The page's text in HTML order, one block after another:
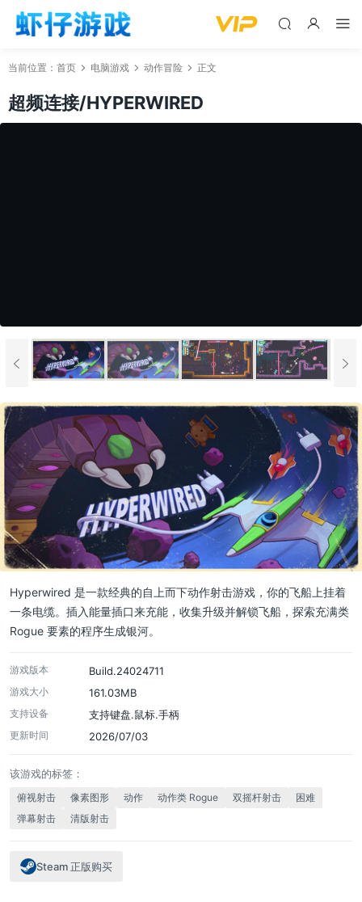
当前位置： 首页 电脑游戏 动作冒险 正文
超频连接/HYPERWIRED
Hyperwired 是一款经典的自上而下动作射击游戏，你的飞船上挂着
一条电缆。插入能量插口来充能，收集升级并解锁飞船，探索充满类
Rogue 要素的程序生成银河。
游戏版本 Build.24024711
游戏大小 161.03MB
支持设备 支持键盘.鼠标.手柄
更新时间 2026/07/03
该游戏的标签：
俯视射击 像素图形 动作 动作类 Rogue 双摇杆射击
困难
弹幕射击
清版射击
Steam 正版购买